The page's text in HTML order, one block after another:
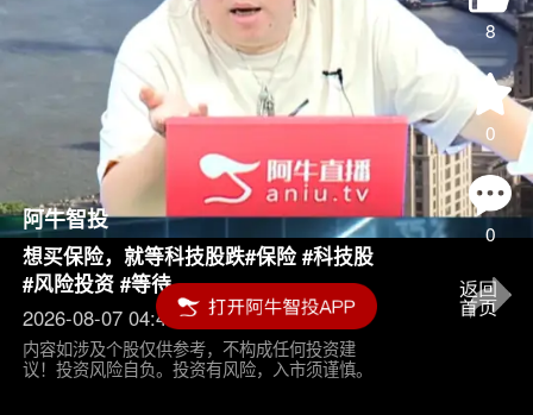
8
0
0
阿牛智投
想买保险，就等科技股跌#保险 #科技股
#风险投资 #等待
2026-08-07 04:45
内容如涉及个股仅供参考，不构成任何投资建
议！投资风险自负。投资有风险，入市须谨慎。